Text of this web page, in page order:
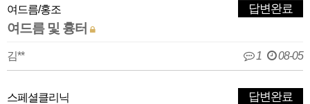
여드름/홍조
여드름 및 흉터
답변완료
김** 1 08-05
스페셜클리닉 답변완료